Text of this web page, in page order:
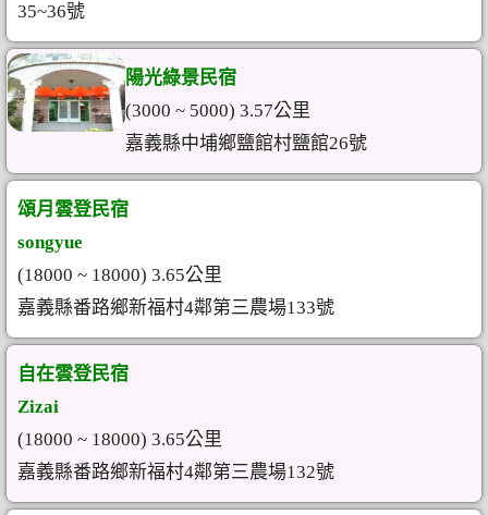
35~36號
陽光綠景民宿
(3000 ~ 5000) 3.57公里
嘉義縣中埔鄉鹽館村鹽館26號
頌月雲登民宿
songyue
(18000 ~ 18000) 3.65公里
嘉義縣番路鄉新福村4鄰第三農場133號
自在雲登民宿
Zizai
(18000 ~ 18000) 3.65公里
嘉義縣番路鄉新福村4鄰第三農場132號